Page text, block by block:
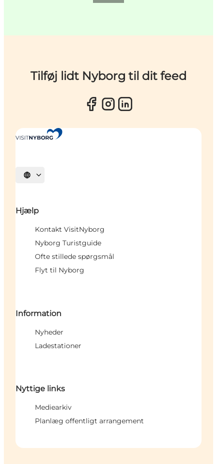
Tilføj lidt Nyborg til dit feed
Vælg sprog
Hjælp
Kontakt VisitNyborg
Nyborg Turistguide
Ofte stillede spørgsmål
Flyt til Nyborg
Information
Nyheder
Ladestationer
Nyttige links
Mediearkiv
Planlæg offentligt arrangement